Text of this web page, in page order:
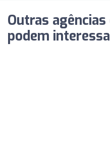
Outras
podem